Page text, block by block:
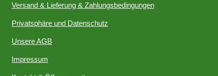
Versand & Lieferung & Zahlungsbedingungen
Privatsphäre und Datenschutz
Unsere AGB
Impressum